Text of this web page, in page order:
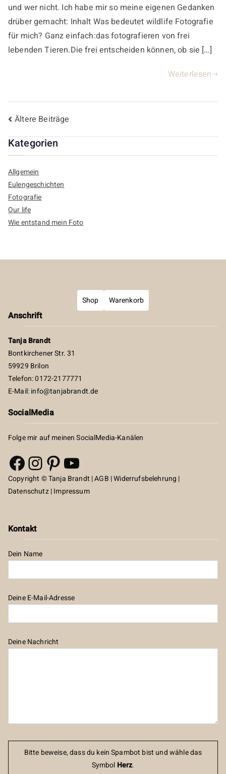
und wer nicht. Ich habe mir so meine eigenen Gedanken
drüber gemacht: Inhalt Was bedeutet wildlife Fotografie
für mich? Ganz einfach:das fotografieren von frei
lebenden Tieren.Die frei entscheiden können, ob sie […]
Weiterlesen
Beitragsnavigation
Ältere Beiträge
Kategorien
Allgemein
Eulengeschichten
Fotografie
Our life
Wie entstand mein Foto
Shop Warenkorb
Anschrift
Tanja Brandt
Bontkirchener Str. 31
59929 Brilon
Telefon: 0172-2177771
E-Mail:info@tanjabrandt.de
SocialMedia
Folge mir auf meinen SocialMedia-Kanälen
Facebook
Instagram
Pinterest
YouTube
Copyright © Tanja Brandt |AGB |Widerrufsbelehrung |
Datenschutz|Impressum
Kontakt
Dein Name
Deine E-Mail-Adresse
Deine Nachricht
Bitte beweise, dass du kein Spambot bist und wähle das
Symbol Herz.